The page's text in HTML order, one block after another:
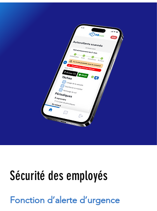
Sécurité des employés
Fonction d’alerte d’urgence